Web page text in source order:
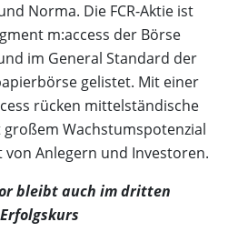
Norma. Die FCR-Aktie ist
m:access der Börse
im General Standard der
gelistet. Mit einer
rücken mittelständische
Wachstumspotenzial
Anlegern und Investoren.
bleibt auch im dritten